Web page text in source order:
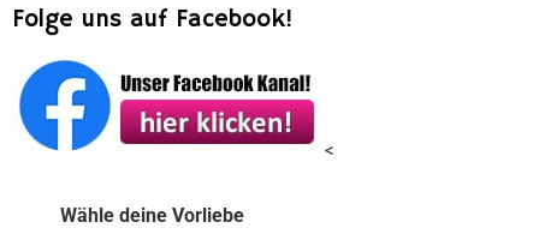
Folge uns auf Facebook!
<
Wähle deine Vorliebe